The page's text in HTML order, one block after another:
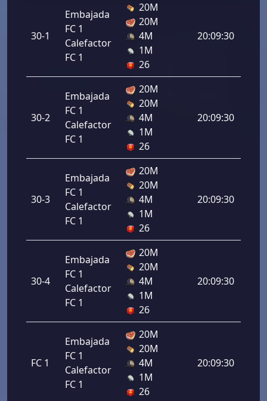
30-1
Embajada
FC 1
Calefactor
FC 1
20M
20M
4M
1M
26
20:09:30
30-2
Embajada
FC 1
Calefactor
FC 1
20M
20M
4M
1M
26
20:09:30
30-3
Embajada
FC 1
Calefactor
FC 1
20M
20M
4M
1M
26
20:09:30
30-4
Embajada
FC 1
Calefactor
FC 1
20M
20M
4M
1M
26
20:09:30
FC 1
Embajada
FC 1
Calefactor
FC 1
20M
20M
4M
1M
26
20:09:30